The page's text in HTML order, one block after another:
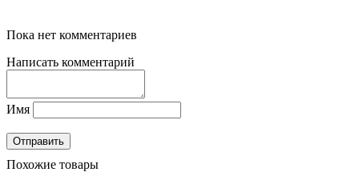
Пока нет комментариев
Написать комментарий
Имя
Похожие товары